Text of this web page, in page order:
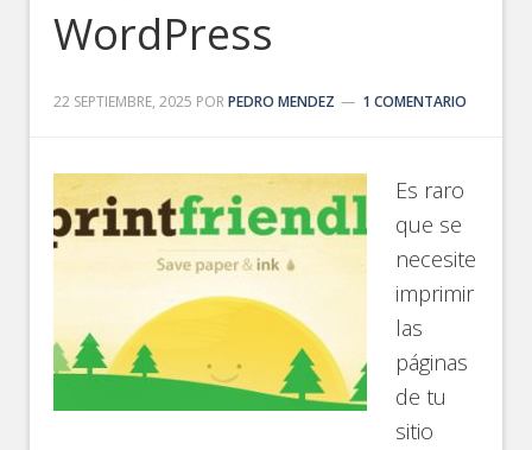
WordPress
22 SEPTIEMBRE, 2025 PORPEDRO MENDEZ 1 COMENTARIO
Es raro
que se
necesite
imprimir
las
páginas
de tu
sitio